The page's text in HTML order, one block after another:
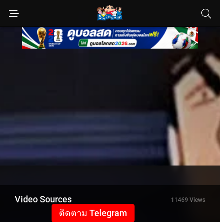
Video Sources 11469 Views
ติดตาม Telegram